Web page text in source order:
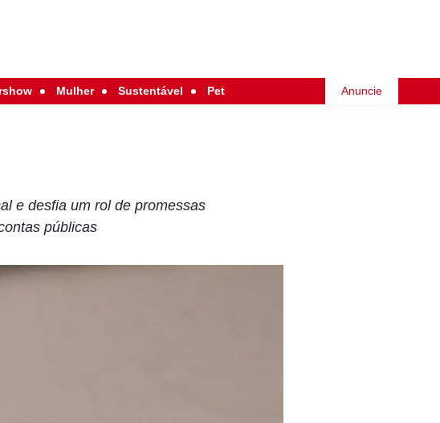
Mulher Sustentável Pet Anuncie
e desfia um rol de promessas
públicas